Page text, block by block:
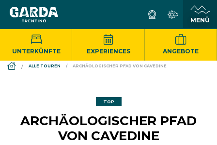
UNTERKÜNFTE EXPERIENCES ANGEBOTE
DS_BREADCRUMB.HOME
ALLE TOUREN ARCHÄOLOGISCHER PFAD VON CAVEDINE
TOP
ARCHÄOLOGISCHER PFAD
VON CAVEDINE